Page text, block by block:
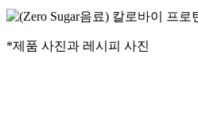
*제품 사진과 레시피 사진